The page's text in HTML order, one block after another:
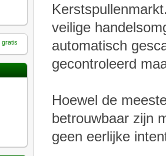
gratis
veilige
automatisch
gecontroleerd
Hoewel de
betrouwbaar zijn
geen eerlijke